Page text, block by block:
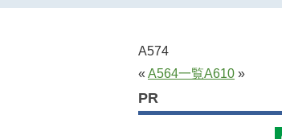
A574
« A564一覧A610 »
PR